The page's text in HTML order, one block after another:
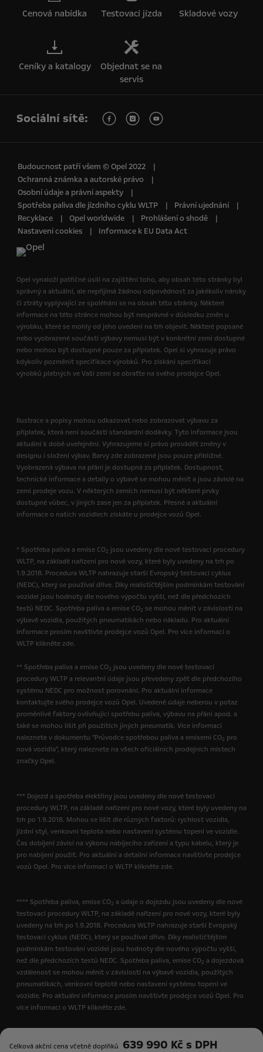
Celková akční cena včetně doplňků 639 990 Kč s DPH
Cenová nabídka Testovací jízda Skladové vozy
Ceníky a katalogy
Objednat se na
servis
Sociální sítě:
Budoucnost patří všem © Opel 2022
Ochranná známka a autorské právo
Osobní údaje a právní aspekty
Spotřeba paliva dle jízdního cyklu WLTP
Právní ujednání
Recyklace
Opel worldwide
Prohlášení o shodě
Nastavení cookies
Informace k EU Data Act
Opel vynaloží patřičné úsilí na zajištění toho, aby obsah této stránky byl
správný a aktuální, ale nepřijímá žádnou odpovědnost za jakékoliv nároky
či ztráty vyplývající ze spoléhání se na obsah této stránky. Některé
informace na této stránce mohou být nesprávné v důsledku změn u
výrobku, které se mohly od jeho uvedení na trh objevit. Některé popsané
nebo vyobrazené součásti výbavy nemusí být v konkrétní zemi dostupné
nebo mohou být dostupné pouze za příplatek. Opel si vyhrazuje právo
kdykoliv pozměnit specifikace výrobků. Pro získání specifikací
výrobků platných ve Vaší zemi se obraťte na svého prodejce Opel.
Ilustrace a popisy mohou odkazovat nebo zobrazovat výbavu za
příplatek, která není součástí standardní dodávky. Tyto informace jsou
aktuální k době uveřejnění. Vyhrazujeme si právo provádět změny v
designu i složení výbav. Barvy zde zobrazené jsou pouze přibližné.
Vyobrazená výbava na přání je dostupná za příplatek. Dostupnost,
technické informace a detaily o výbavě se mohou měnit a jsou závislé na
zemi prodeje vozu. V některých zemích nemusí být některé prvky
dostupné vůbec, v jiných zase jen za příplatek. Přesné a aktuální
informace o našich vozidlech získáte u prodejce vozů Opel.
* Spotřeba paliva a emise CO2 jsou uvedeny dle nové testovací procedury
WLTP, na základě nařízení pro nové vozy, které byly uvedeny na trh po
1.9.2018. Procedura WLTP nahrazuje starší Evropský testovací cyklus
(NEDC), který se používal dříve. Díky realističtějším podmínkám testování
vozidel jsou hodnoty dle nového výpočtu vyšší, než dle předchozích
testů NEDC. Spotřeba paliva a emise CO2 se mohou měnit v závislosti na
výbavě vozidla, použitých pneumatikách nebo nákladu. Pro aktuální
informace prosím navštivte prodejce vozů Opel. Pro více informací o
WLTP klikněte zde.
** Spotřeba paliva a emise CO2 jsou uvedeny dle nové testovací
procedury WLTP a relevantní údaje jsou převedeny zpět dle předchozího
systému NEDC pro možnost porovnání. Pro aktuální informace
kontaktujte svého prodejce vozů Opel. Uvedené údaje neberou v potaz
proměnlivé faktory ovlivňující spotřebu paliva, výbavu na přání apod. a
také se mohou lišit při použitích jiných pneumatik. Více informací
naleznete v dokumentu "Průvodce spotřebou paliva a emisemi CO2 pro
nová vozidla", který naleznete na všech oficiálních prodejních místech
značky Opel.
*** Dojezd a spotřeba elektřiny jsou uvedeny dle nové testovací
procedury WLTP, na základě nařízení pro nové vozy, které byly uvedeny na
trh po 1.9.2018. Mohou se lišit dle různých faktorů: rychlost vozidla,
jízdní styl, venkovní teplota nebo nastavení systému topení ve vozidle.
Čas dobíjení závisí na výkonu nabíjecího zařízení a typu kabelu, který je
pro nabíjení použit. Pro aktuální a detailní informace navštivte prodejce
vozů Opel. Pro více informací o WLTP klikněte zde.
**** Spotřeba paliva, emise CO2 a údaje o dojezdu jsou uvedeny dle nové
testovací procedury WLTP, na základě nařízení pro nové vozy, které byly
uvedeny na trh po 1.9.2018. Procedura WLTP nahrazuje starší Evropský
testovací cyklus (NEDC), který se používal dříve. Díky realističtějším
podmínkám testování vozidel jsou hodnoty dle nového výpočtu vyšší,
než dle předchozích testů NEDC. Spotřeba paliva, emise CO2 a dojezdová
vzdálenost se mohou měnit v závislosti na výbavě vozidla, použitých
pneumatikách, venkovní teplotě nebo nastavení systému topení ve
vozidle. Pro aktuální informace prosím navštivte prodejce vozů Opel. Pro
více informací o WLTP klikněte zde.